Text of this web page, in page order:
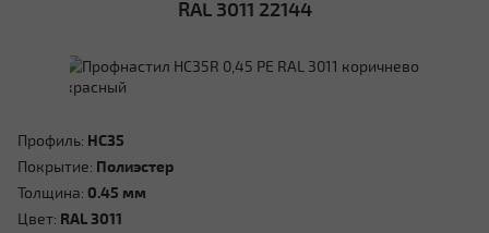
RAL 3011 22144
Профиль: HC35
Покрытие: Полиэстер
Толщина: 0.45 мм
Цвет: RAL 3011